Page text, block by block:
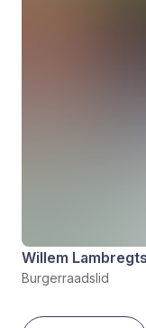
Willem Lambregts
Burgerraadslid